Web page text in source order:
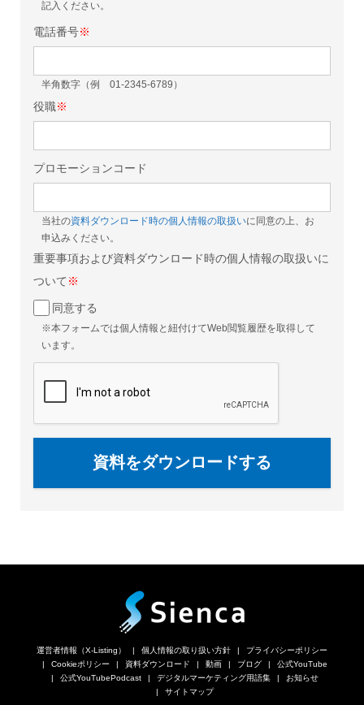
記入ください。
電話番号※
半角数字（例 01-2345-6789）
役職※
プロモーションコード
当社の資料ダウンロード時の個人情報の取扱いに同意の上、お
申込みください。
重要事項および資料ダウンロード時の個人情報の取扱いに
ついて ※
同意する
※本フォームでは個人情報と紐付けてWeb閲覧履歴を取得して
います。
資料をダウンロードする
運営者情報（X-Listing） 個人情報の取り扱い方針
プライバシーポリシー
Cookieポリシー
資料ダウンロード 動画 ブログ
公式YouTube
公式YouTubePodcast
デジタルマーケティング用語集
お知らせ
サイトマップ